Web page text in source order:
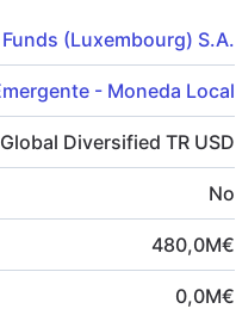
(Luxembourg) S.A.
- Moneda Local
Diversified TR USD
No
480,0M€
0,0M€